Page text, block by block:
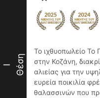
I Θέση
Το ιχθυοπωλείο Το
στην Κοζάνη,
αλιείας για την
ευρεία ποικιλία
θαλασσινών που